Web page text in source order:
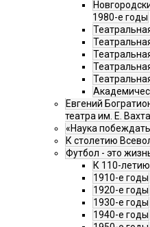
1980-е годы
Евгений
театра им. Е.
«Наука
К столетию
Футбол - это
К 110-
1910-е годы
1920-е годы
1930-е годы
1940-е годы